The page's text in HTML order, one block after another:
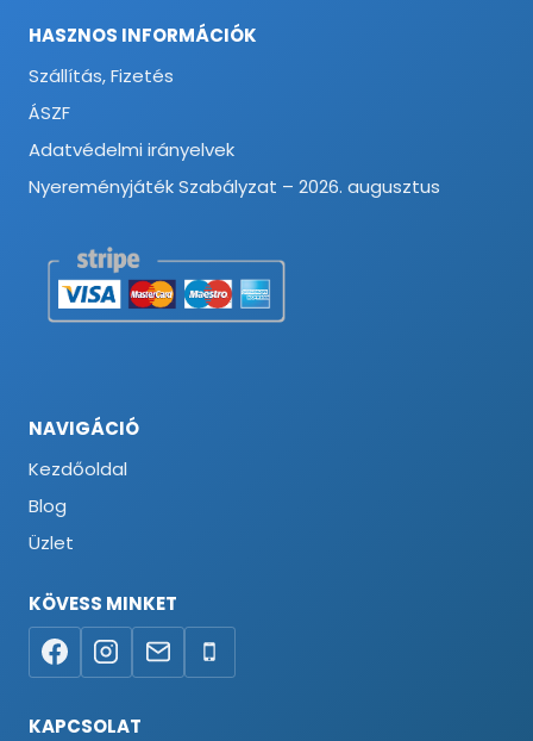
HASZNOS INFORMÁCIÓK
Szállítás, Fizetés
ÁSZF
Adatvédelmi irányelvek
Nyereményjáték Szabályzat – 2026. augusztus
NAVIGÁCIÓ
Kezdőoldal
Blog
Üzlet
KÖVESS MINKET
KAPCSOLAT